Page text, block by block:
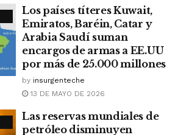
Los países títeres Kuwait,
Emiratos, Baréin, Catar y
Arabia Saudí suman
encargos de armas a EE.UU
por más de 25.000 millones
by insurgenteche
13 DE MAYO DE 2026
Las reservas mundiales de
petróleo disminuyen